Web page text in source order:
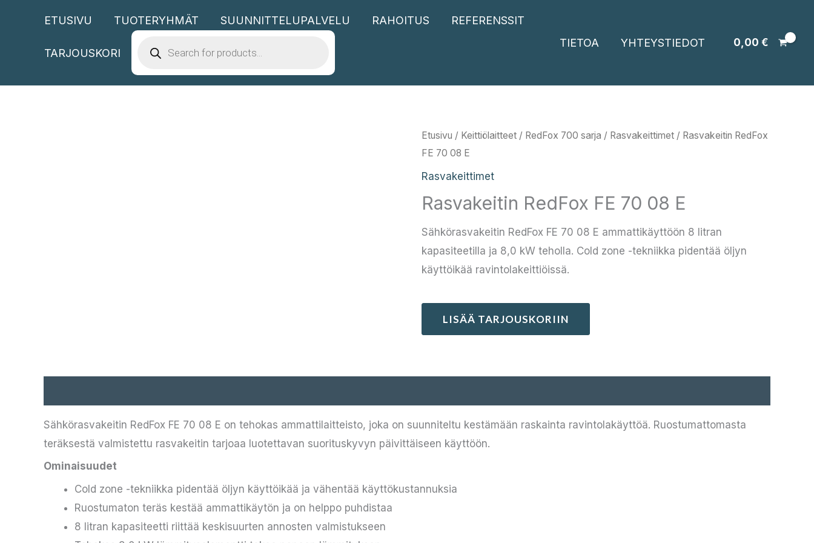
ETUSIVU TUOTERYHMÄT SUUNNITTELUPALVELU RAHOITUS REFERENSSIT
TARJOUSKORI
SEARCH
TIETOA YHTEYSTIEDOT 0,00 €
Etusivu / Keittiölaitteet / RedFox 700 sarja / Rasvakeittimet / Rasvakeitin RedFox
FE 70 08 E
Rasvakeittimet
Rasvakeitin RedFox FE 70 08 E
Sähkörasvakeitin RedFox FE 70 08 E ammattikäyttöön 8 litran
kapasiteetilla ja 8,0 kW teholla. Cold zone -tekniikka pidentää öljyn
käyttöikää ravintolakeittiöissä.
LISÄÄ TARJOUSKORIIN
Sähkörasvakeitin RedFox FE 70 08 E on tehokas ammattilaitteisto, joka on suunniteltu kestämään raskainta ravintolakäyttöä. Ruostumattomasta
teräksestä valmistettu rasvakeitin tarjoaa luotettavan suorituskyvyn päivittäiseen käyttöön.
Ominaisuudet
Cold zone -tekniikka pidentää öljyn käyttöikää ja vähentää käyttökustannuksia
Ruostumaton teräs kestää ammattikäytön ja on helppo puhdistaa
8 litran kapasiteetti riittää keskisuurten annosten valmistukseen